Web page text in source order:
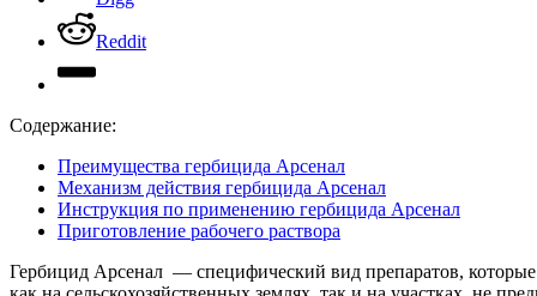
Reddit
Содержание:
Преимущества гербицида Арсенал
Механизм действия гербицида Арсенал
Инструкция по применению гербицида Арсенал
Приготовление рабочего раствора
Гербицид Арсенал — специфический вид препаратов,